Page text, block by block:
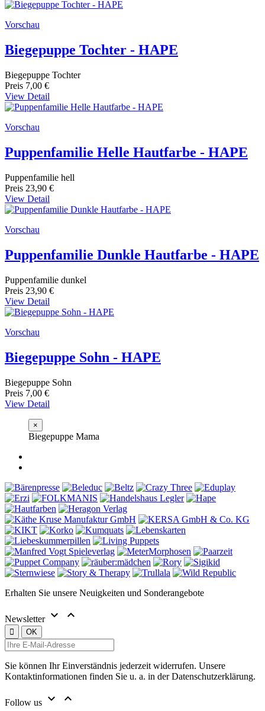
Vorschau
Biegepuppe Tochter - HAPE
Biegepuppe Tochter
Preis 7,00 €
View Detail
Vorschau
Puppenfamilie Helle Hautfarbe - HAPE
Puppenfamilie hell
Preis 23,90 €
View Detail
Vorschau
Puppenfamilie Dunkle Hautfarbe - HAPE
Puppenfamilie dunkel
Preis 23,90 €
View Detail
Vorschau
Biegepuppe Sohn - HAPE
Biegepuppe Sohn
Preis 7,00 €
View Detail
×
Biegepuppe Mama
Erhalten Sie unsere Neuigkeiten und Sonderangebote
Newsletter  
Sie können Ihr Einverständnis jederzeit widerrufen. Unsere
Kontaktinformationen finden Sie u. a. in der Datenschutzerklärung.
Follow us  